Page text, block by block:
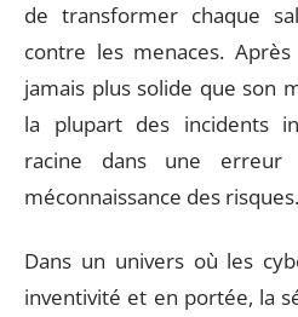
de transformer chaque
contre les menaces.
jamais plus solide que son
la plupart des incidents
racine dans une erreur
méconnaissance des risques.
Dans un univers où les
inventivité et en portée, la